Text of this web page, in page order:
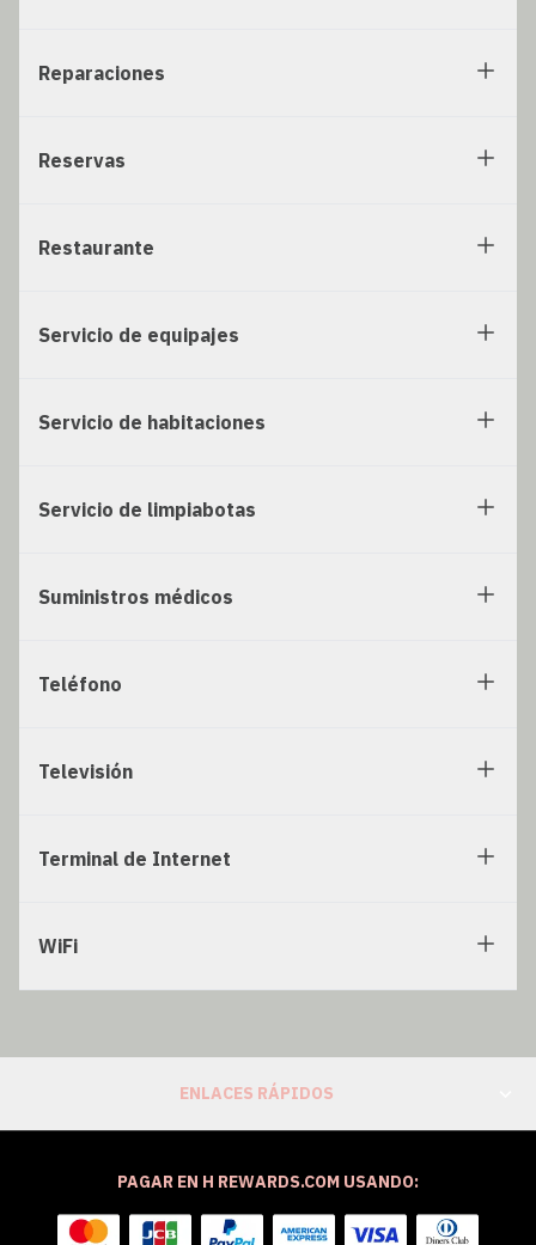
Reparaciones
Reservas
Restaurante
Servicio de equipajes
Servicio de habitaciones
Servicio de limpiabotas
Suministros médicos
Teléfono
Televisión
Terminal de Internet
WiFi
ENLACES RÁPIDOS
PAGAR EN H REWARDS.COM USANDO: